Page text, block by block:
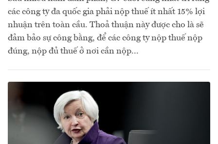
các công ty đa quốc gia phải nộp thuế ít nhất 15% lợi
nhuận trên toàn cầu. Thoả thuận này được cho là sẽ
đảm bảo sự công bằng, để các công ty nộp thuế nộp
đúng, nộp đủ thuế ở nơi cần nộp...